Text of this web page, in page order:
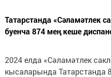
Татарстанда «Сәламәтлек
буенча 874 мең кеше
2024 елда «Сәламәтлек
кысаларында Татарстанда